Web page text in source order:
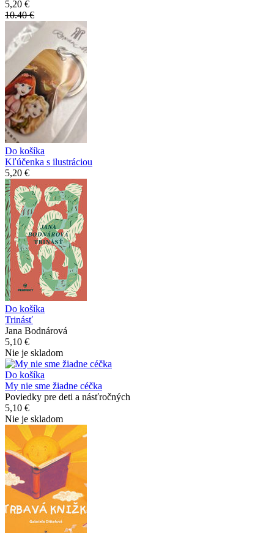
5,20 €
10.40 €
Do košíka
Kľúčenka s ilustráciou
5,20 €
Do košíka
Trinásť
Jana Bodnárová
5,10 €
Nie je skladom
Do košíka
My nie sme žiadne céčka
Poviedky pre deti a násťročných
5,10 €
Nie je skladom